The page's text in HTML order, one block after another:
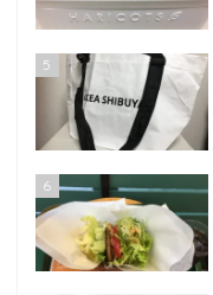
5
6